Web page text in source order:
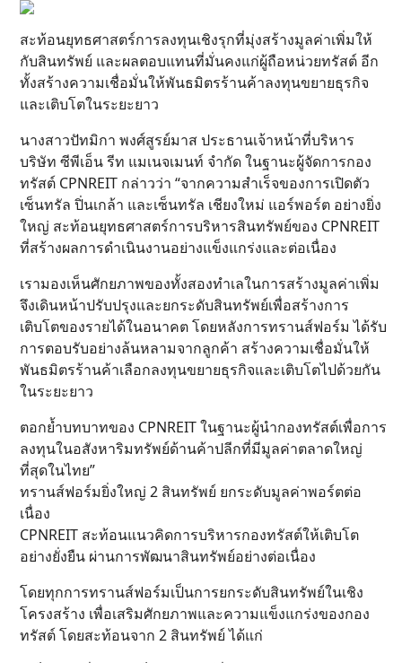
สะท้อนยุทธศาสตร์การลงทุนเชิงรุกที่มุ่งสร้างมูลค่าเพิ่มให้
กับสินทรัพย์ และผลตอบแทนที่มั่นคงแก่ผู้ถือหน่วยทรัสต์ อีก
ทั้งสร้างความเชื่อมั่นให้พันธมิตรร้านค้าลงทุนขยายธุรกิจ
และเติบโตในระยะยาว
นางสาวปัทมิกา พงศ์สูรย์มาส ประธานเจ้าหน้าที่บริหาร
บริษัท ซีพีเอ็น รีท แมเนจเมนท์ จำกัด ในฐานะผู้จัดการกอง
ทรัสต์ CPNREIT กล่าวว่า “จากความสำเร็จของการเปิดตัว
เซ็นทรัล ปิ่นเกล้า และเซ็นทรัล เชียงใหม่ แอร์พอร์ต อย่างยิ่ง
ใหญ่ สะท้อนยุทธศาสตร์การบริหารสินทรัพย์ของ CPNREIT
ที่สร้างผลการดำเนินงานอย่างแข็งแกร่งและต่อเนื่อง
เรามองเห็นศักยภาพของทั้งสองทำเลในการสร้างมูลค่าเพิ่ม
จึงเดินหน้าปรับปรุงและยกระดับสินทรัพย์เพื่อสร้างการ
เติบโตของรายได้ในอนาคต โดยหลังการทรานส์ฟอร์ม ได้รับ
การตอบรับอย่างล้นหลามจากลูกค้า สร้างความเชื่อมั่นให้
พันธมิตรร้านค้าเลือกลงทุนขยายธุรกิจและเติบโตไปด้วยกัน
ในระยะยาว
ตอกย้ำบทบาทของ CPNREIT ในฐานะผู้นำกองทรัสต์เพื่อการ
ลงทุนในอสังหาริมทรัพย์ด้านค้าปลีกที่มีมูลค่าตลาดใหญ่
ที่สุดในไทย”
ทรานส์ฟอร์มยิ่งใหญ่ 2 สินทรัพย์ ยกระดับมูลค่าพอร์ตต่อ
เนื่อง
CPNREIT สะท้อนแนวคิดการบริหารกองทรัสต์ให้เติบโต
อย่างยั่งยืน ผ่านการพัฒนาสินทรัพย์อย่างต่อเนื่อง
โดยทุกการทรานส์ฟอร์มเป็นการยกระดับสินทรัพย์ในเชิง
โครงสร้าง เพื่อเสริมศักยภาพและความแข็งแกร่งของกอง
ทรัสต์ โดยสะท้อนจาก 2 สินทรัพย์ ได้แก่